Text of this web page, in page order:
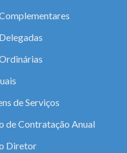
de Serviços
de Contratação Anual
Diretor